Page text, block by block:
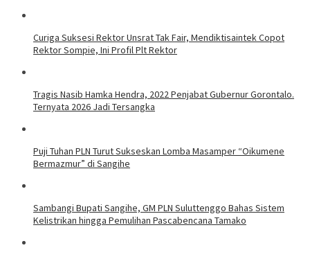
Curiga Suksesi Rektor Unsrat Tak Fair, Mendiktisaintek Copot
Rektor Sompie, Ini Profil Plt Rektor
Tragis Nasib Hamka Hendra, 2022 Penjabat Gubernur Gorontalo.
Ternyata 2026 Jadi Tersangka
Puji Tuhan PLN Turut Sukseskan Lomba Masamper “Oikumene
Bermazmur” di Sangihe
Sambangi Bupati Sangihe, GM PLN Suluttenggo Bahas Sistem
Kelistrikan hingga Pemulihan Pascabencana Tamako